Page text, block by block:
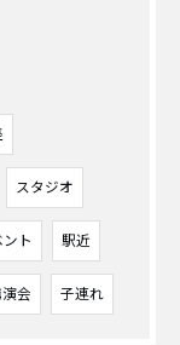
スタジオ
ント 駅近
会 子連れ